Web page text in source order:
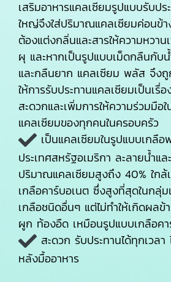
เสริมอาหารแคลเซียมรูปแบบรับป
ใหญ่จึงใส่ปริมาณแคลเซียมค่อนข้
ต้องแต่งกลิ่นและสารให้ความหวา
ผุ และหากเป็นรูปแบบเม็ดกลืนกับ
และกลืนยาก แคลเซียม พลัส จึง
ให้การรับประทานแคลเซียมเป็นเรื่
สะดวกและเพิ่มการให้ความร่วมมือ
แคลเซียมของทุกคนในครอบครัว
เป็นแคลเซียมในรูปแบบเกลือ
ประเทศสหรัฐอเมริกา ละลายน้ำแ
ปริมาณแคลเซียมสูงถึง 40% ใกล้
เกลือคาร์บอเนต ซึ่งสูงที่สุดในกลุ่
เกลือชนิดอื่นๆ แต่ไม่ทำให้เกิดผลข้
ผูก ท้องอืด เหมือนรูปแบบเกลือค
สะดวก รับประทานได้ทุกเวลา
หลังมื้ออาหาร